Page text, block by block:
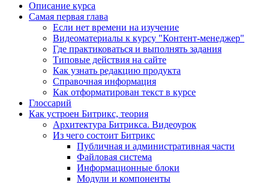
Описание курса
Самая первая глава
Если нет времени на изучение
Видеоматериалы к курсу "Контент-менеджер"
Где практиковаться и выполнять задания
Типовые действия на сайте
Как узнать редакцию продукта
Справочная информация
Как отформатирован текст в курсе
Глоссарий
Как устроен Битрикс, теория
Архитектура Битрикса. Видеоурок
Из чего состоит Битрикс
Публичная и административная части
Файловая система
Информационные блоки
Модули и компоненты